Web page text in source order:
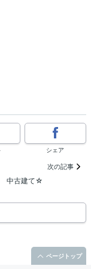
シェア
次の記事
中古建て☆
ページトップ